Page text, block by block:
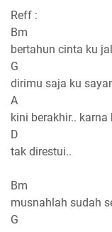
Reff :
Bm
bertahun cinta ku
G
dirimu saja ku
A
kini berakhir.. karna
D
tak direstui..
Bm
musnahlah sudah
G